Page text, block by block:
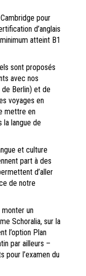
pour
d’anglais
atteint B1
sont proposés
avec nos
Berlin) et de
voyages en
mettre en
la langue de
et culture
part à des
d’aller
de notre
un
Schoralia, sur la
l’option Plan
par ailleurs –
pour l’examen du